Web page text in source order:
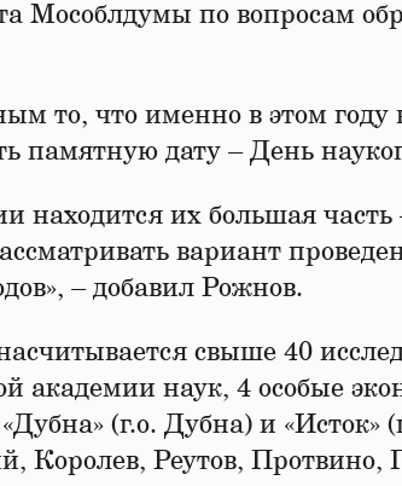
Мособлдумы по вопросам
то, что именно в этом году
памятную дату – День
находится их большая часть
вариант
– добавил Рожнов.
свыше 40
академии наук, 4 особые
(г.о. Дубна) и
Королев, Реутов,